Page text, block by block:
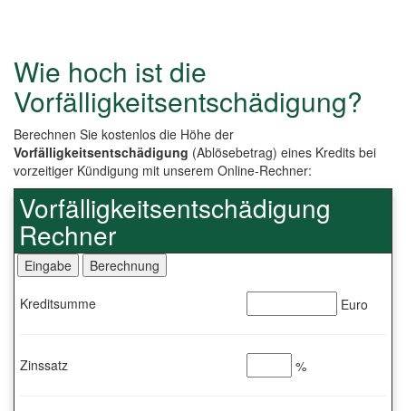
Wie hoch ist die
Vorfälligkeitsentschädigung?
Berechnen Sie kostenlos die Höhe der
Vorfälligkeitsentschädigung (Ablösebetrag) eines Kredits bei
vorzeitiger Kündigung mit unserem Online-Rechner:
Vorfälligkeitsentschädigung
Rechner
Kreditsumme Euro
Zinssatz %